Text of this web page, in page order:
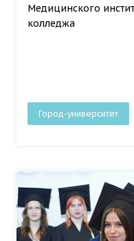
Медицинского
колледжа
Город-университет